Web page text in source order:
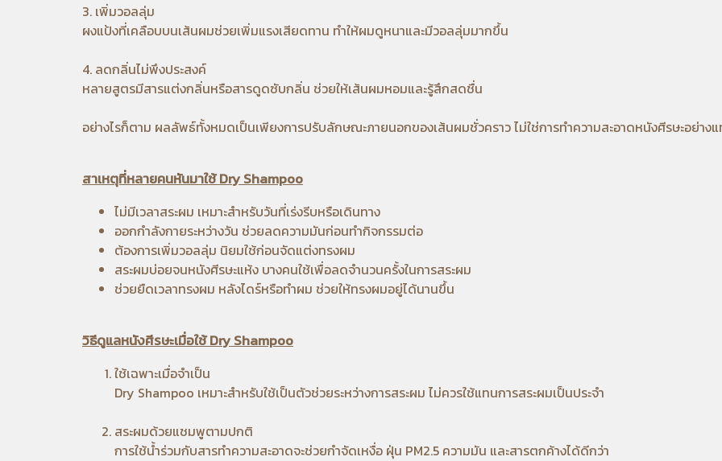
3. เพิ่มวอลลุ่ม
ผงแป้งที่เคลือบบนเส้นผมช่วยเพิ่มแรงเสียดทาน ทำให้ผมดูหนาและมีวอลลุ่มมากขึ้น
4. ลดกลิ่นไม่พึงประสงค์
หลายสูตรมีสารแต่งกลิ่นหรือสารดูดซับกลิ่น ช่วยให้เส้นผมหอมและรู้สึกสดชื่น
อย่างไรก็ตาม ผลลัพธ์ทั้งหมดเป็นเพียงการปรับลักษณะภายนอกของเส้นผมชั่วคราว ไม่ใช่การทำความสะอาดหนังศีรษะอย่าง
สาเหตุที่หลายคนหันมาใช้ Dry Shampoo
ไม่มีเวลาสระผม เหมาะสำหรับวันที่เร่งรีบหรือเดินทาง
ออกกำลังกายระหว่างวัน ช่วยลดความมันก่อนทำกิจกรรมต่อ
ต้องการเพิ่มวอลลุ่ม นิยมใช้ก่อนจัดแต่งทรงผม
สระผมบ่อยจนหนังศีรษะแห้ง บางคนใช้เพื่อลดจำนวนครั้งในการสระผม
ช่วยยืดเวลาทรงผม หลังไดร์หรือทำผม ช่วยให้ทรงผมอยู่ได้นานขึ้น
วิธีดูแลหนังศีรษะเมื่อใช้ Dry Shampoo
ใช้เฉพาะเมื่อจำเป็น
Dry Shampoo เหมาะสำหรับใช้เป็นตัวช่วยระหว่างการสระผม ไม่ควรใช้แทนการสระผมเป็นประจำ
สระผมด้วยแชมพูตามปกติ
การใช้น้ำร่วมกับสารทำความสะอาดจะช่วยกำจัดเหงื่อ ฝุ่น PM2.5 ความมัน และสารตกค้างได้ดีกว่า